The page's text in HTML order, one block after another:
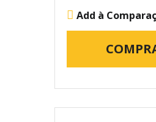
Add à